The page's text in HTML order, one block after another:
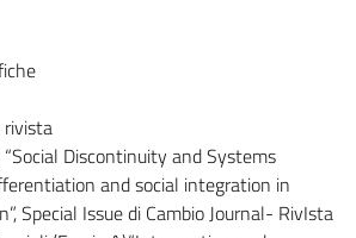
Discontinuity and Systems
and social integration in
Special Issue di Cambio Journal- RivIsta